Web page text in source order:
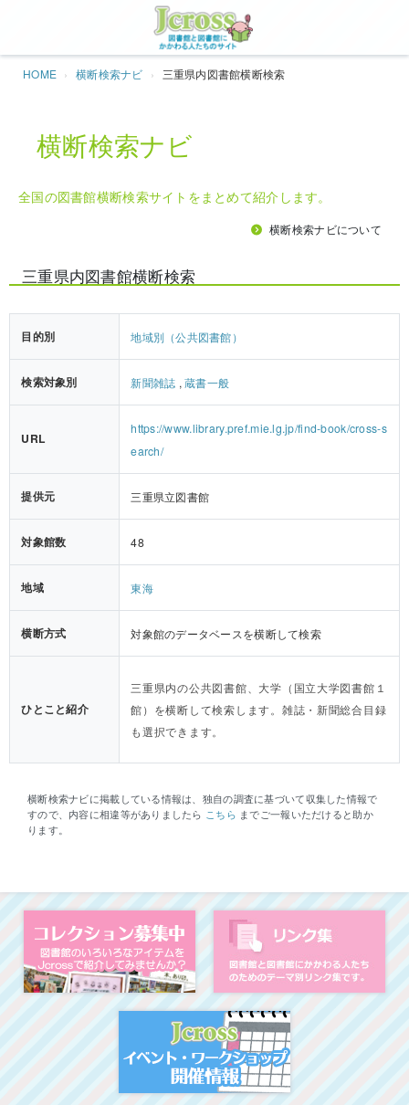
HOME 横断検索ナビ 三重県内図書館横断検索
横断検索ナビ
全国の図書館横断検索サイトをまとめて紹介します。
横断検索ナビについて
三重県内図書館横断検索
目的別 地域別（公共図書館）
検索対象別 新聞雑誌 ,蔵書一般
URL
https://www.library.pref.mie.lg.jp/find-book/cross-s
earch/
提供元 三重県立図書館
対象館数 48
地域 東海
横断方式 対象館のデータベースを横断して検索
ひとこと紹介
三重県内の公共図書館、大学（国立大学図書館１
館）を横断して検索します。雑誌・新聞総合目録
も選択できます。
横断検索ナビに掲載している情報は、独自の調査に基づいて収集した情報で
すので、内容に相違等がありましたら こちら までご一報いただけると助か
ります。
コレクション募集中
イベント・ワーク